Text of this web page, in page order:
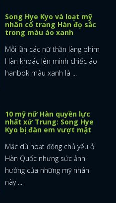
GOOGLE
Song Hye Kyo và loạt mỹ
nhân cổ trang Hàn đọ sắc
trong màu áo xanh
Mỗi lần các nữ thần làng phim
Hàn khoác lên mình chiếc áo
hanbok màu xanh là ...
10 mỹ nữ Hàn quyền lực
nhất xứ Trung: Song Hye
Kyo bị đàn em vượt mặt
Mặc dù hoạt động chủ yếu ở
Hàn Quốc nhưng sức ảnh
hưởng của những mỹ nhân
này ...